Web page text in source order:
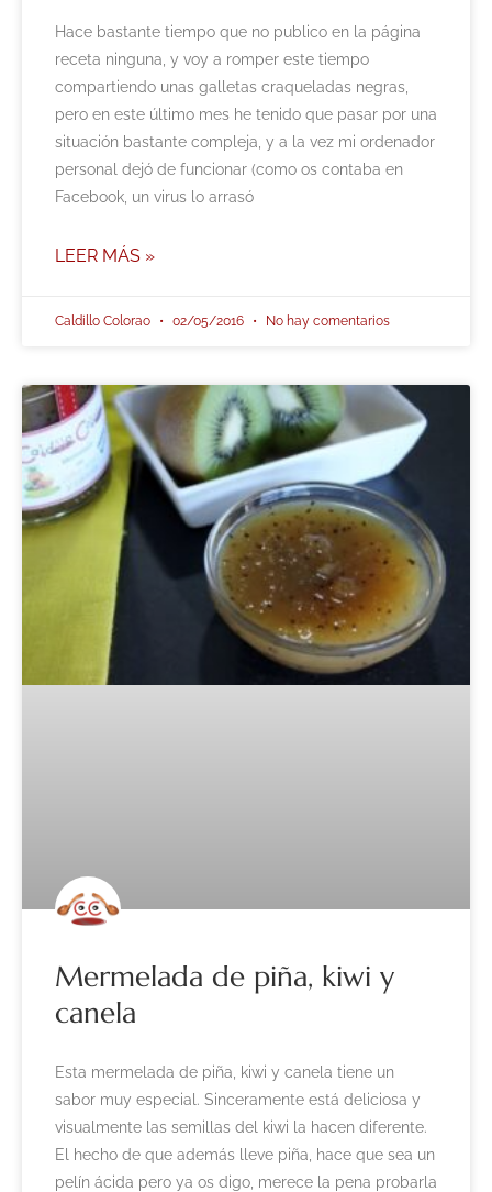
Hace bastante tiempo que no publico en la página
receta ninguna, y voy a romper este tiempo
compartiendo unas galletas craqueladas negras,
pero en este último mes he tenido que pasar por una
situación bastante compleja, y a la vez mi ordenador
personal dejó de funcionar (como os contaba en
Facebook, un virus lo arrasó
LEER MÁS »
Caldillo Colorao 02/05/2016 No hay comentarios
Mermelada de piña, kiwi y
canela
Esta mermelada de piña, kiwi y canela tiene un
sabor muy especial. Sinceramente está deliciosa y
visualmente las semillas del kiwi la hacen diferente.
El hecho de que además lleve piña, hace que sea un
pelín ácida pero ya os digo, merece la pena probarla